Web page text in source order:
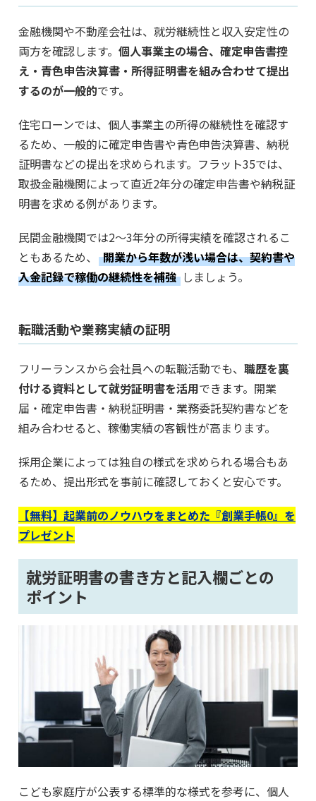
金融機関や不動産会社は、就労継続性と収入安定性の
両方を確認します。 個人事業主の場合、確定申告書控
え・青色申告決算書・所得証明書を組み合わせて提出
するのが一般的です。
住宅ローンでは、個人事業主の所得の継続性を確認す
るため、一般的に確定申告書や青色申告決算書、納税
証明書などの提出を求められます。フラット35では、
取扱金融機関によって直近2年分の確定申告書や納税証
明書を求める例があります。
民間金融機関では2〜3年分の所得実績を確認されるこ
ともあるため、
開業から年数が浅い場合は、契約書や
入金記録で稼働の継続性を補強 しましょう。
転職活動や業務実績の証明
フリーランスから会社員への転職活動でも、 職歴を裏
付ける資料として就労証明書を活用できます。開業
届・確定申告書・納税証明書・業務委託契約書などを
組み合わせると、稼働実績の客観性が高まります。
採用企業によっては独自の様式を求められる場合もあ
るため、提出形式を事前に確認しておくと安心です。
【無料】起業前のノウハウをまとめた『創業手帳0』を
プレゼント
就労証明書の書き方と記入欄ごとの
ポイント
こども家庭庁が公表する標準的な様式を参考に、個人